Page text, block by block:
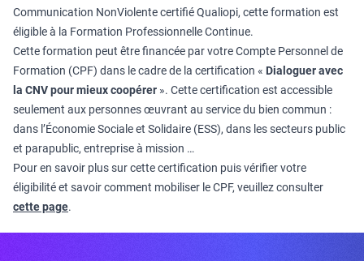
Communication NonViolente certifié Qualiopi, cette formation est
éligible à la Formation Professionnelle Continue.
Cette formation peut être financée par votre Compte Personnel de
Formation (CPF) dans le cadre de la certification « Dialoguer avec
la CNV pour mieux coopérer ». Cette certification est accessible
seulement aux personnes œuvrant au service du bien commun :
dans l’Économie Sociale et Solidaire (ESS), dans les secteurs public
et parapublic, entreprise à mission …
Pour en savoir plus sur cette certification puis vérifier votre
éligibilité et savoir comment mobiliser le CPF, veuillez consulter
cette page.